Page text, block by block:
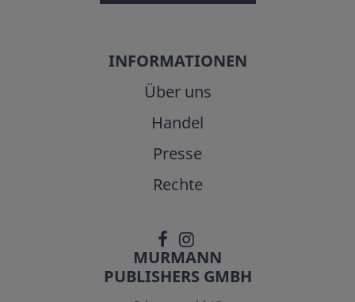
INFORMATIONEN
Über uns
Handel
Presse
Rechte
MURMANN
PUBLISHERS GMBH